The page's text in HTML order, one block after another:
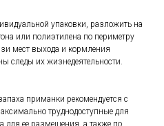
упаковки, разложить на
или полиэтилена по периметру
мест выхода и кормления
следы их жизнедеятельности.
приманки рекомендуется с
труднодоступные для